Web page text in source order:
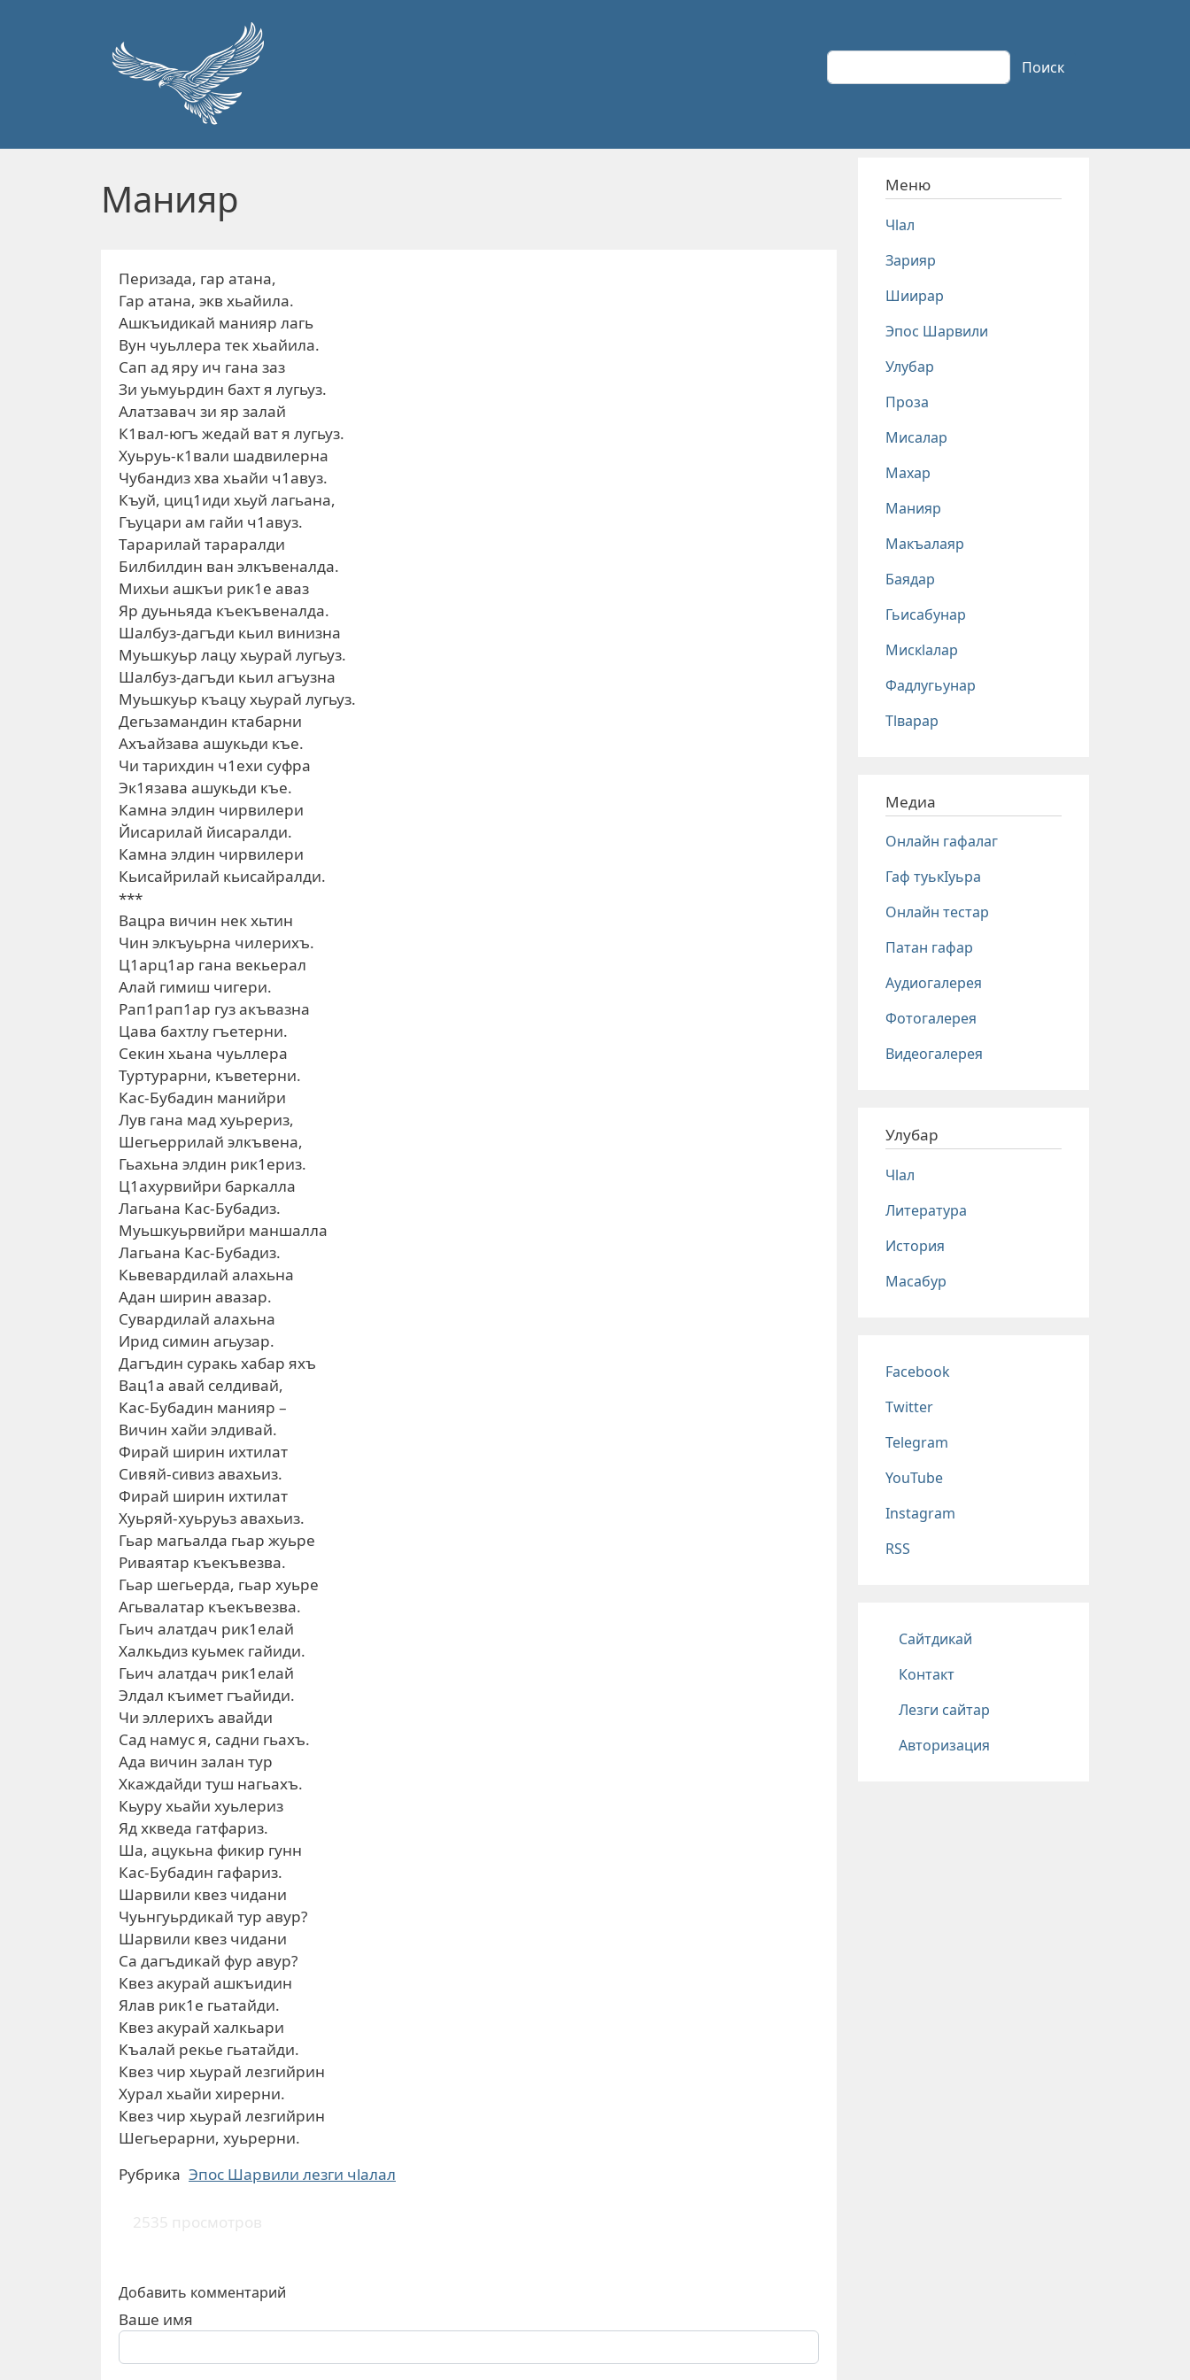
Поиск Поиск
Манияр
Перизада, гар атана,
Гар атана, экв хьайила.
Ашкъидикай манияр лагь
Вун чуьллера тек хьайила.
Сап ад яру ич гана заз
Зи уьмуьрдин бахт я лугьуз.
Алатзавач зи яр залай
К1вал-югъ жедай ват я лугьуз.
Хуьруь-к1вали шадвилерна
Чубандиз хва хьайи ч1авуз.
Къуй, циц1иди хьуй лагьана,
Гъуцари ам гайи ч1авуз.
Тарарилай тараралди
Билбилдин ван элкъвеналда.
Михьи ашкъи рик1е аваз
Яр дуьньяда къекъвеналда.
Шалбуз-дагъди кьил винизна
Муьшкуьр лацу хьурай лугьуз.
Шалбуз-дагъди кьил агъузна
Муьшкуьр къацу хьурай лугьуз.
Дегьзамандин ктабарни
Ахъайзава ашукьди къе.
Чи тарихдин ч1ехи суфра
Эк1язава ашукьди къе.
Камна элдин чирвилери
Йисарилай йисаралди.
Камна элдин чирвилери
Кьисайрилай кьисайралди.
***
Вацра вичин нек хьтин
Чин элкъуьрна чилерихъ.
Ц1арц1ар гана векьерал
Алай гимиш чигери.
Рап1рап1ар гуз акъвазна
Цава бахтлу гъетерни.
Секин хьана чуьллера
Туртурарни, къветерни.
Кас-Бубадин манийри
Лув гана мад хуьрериз,
Шегьеррилай элкъвена,
Гьахьна элдин рик1ериз.
Ц1ахурвийри баркалла
Лагьана Кас-Бубадиз.
Муьшкуьрвийри маншалла
Лагьана Кас-Бубадиз.
Кьвевардилай алахьна
Адан ширин авазар.
Сувардилай алахьна
Ирид симин агьузар.
Дагъдин суракь хабар яхъ
Вац1а авай селдивай,
Кас-Бубадин манияр –
Вичин хайи элдивай.
Фирай ширин ихтилат
Сивяй-сивиз авахьиз.
Фирай ширин ихтилат
Хуьряй-хуьруьз авахьиз.
Гьар магьалда гьар жуьре
Риваятар къекъвезва.
Гьар шегьерда, гьар хуьре
Агьвалатар къекъвезва.
Гьич алатдач рик1елай
Халкьдиз куьмек гайиди.
Гьич алатдач рик1елай
Элдал къимет гъайиди.
Чи эллерихъ авайди
Сад намус я, садни гьахъ.
Ада вичин залан тур
Хкаждайди туш нагьахъ.
Кьуру хьайи хуьлериз
Яд хкведа гатфариз.
Ша, ацукьна фикир гунн
Кас-Бубадин гафариз.
Шарвили квез чидани
Чуьнгуьрдикай тур авур?
Шарвили квез чидани
Са дагъдикай фур авур?
Квез акурай ашкъидин
Ялав рик1е гьатайди.
Квез акурай халкьари
Къалай рекье гьатайди.
Квез чир хьурай лезгийрин
Хурал хьайи хирерни.
Квез чир хьурай лезгийрин
Шегьерарни, хуьрерни.
Рубрика Эпос Шарвили лезги чlалал
2535 просмотров
Добавить комментарий
Ваше имя
Меню
Чlал
Зарияр
Шиирар
Эпос Шарвили
Улубар
Проза
Мисалар
Махар
Манияр
Макъалаяр
Баядар
Гьисабунар
Мискlалар
Фадлугьунар
Тlварар
Медиа
Онлайн гафалаг
Гаф туькIуьра
Онлайн тестар
Патан гафар
Аудиогалерея
Фотогалерея
Видеогалерея
Улубар
Чlал
Литература
История
Масабур
Соц сети
Facebook
Twitter
Telegram
YouTube
Instagram
RSS
Подвал
Сайтдикай
Контакт
Лезги сайтар
Авторизация